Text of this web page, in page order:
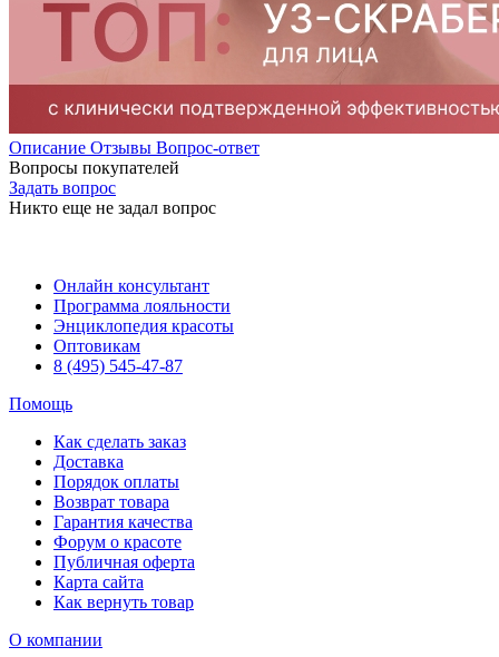
Описание Отзывы Вопрос-ответ
Вопросы покупателей
Задать вопрос
Никто еще не задал вопрос
Онлайн консультант
Программа лояльности
Энциклопедия красоты
Оптовикам
8 (495) 545-47-87
Помощь
Как сделать заказ
Доставка
Порядок оплаты
Возврат товара
Гарантия качества
Форум о красоте
Публичная оферта
Карта сайта
Как вернуть товар
О компании